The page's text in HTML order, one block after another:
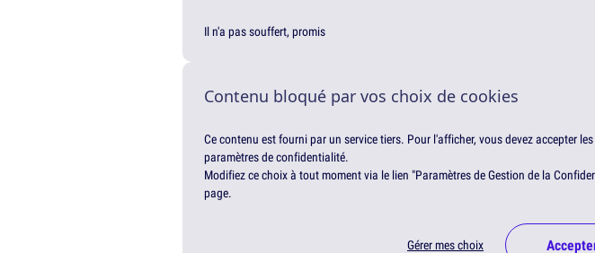
Il n'a pas souffert, promis
Contenu bloqué par vos choix de cookies
Ce contenu est fourni par un service tiers. Pour l'afficher, vous devez accepter
paramètres de confidentialité.
Modifiez ce choix à tout moment via le lien "Paramètres de Gestion de la
page.
Gérer mes choix